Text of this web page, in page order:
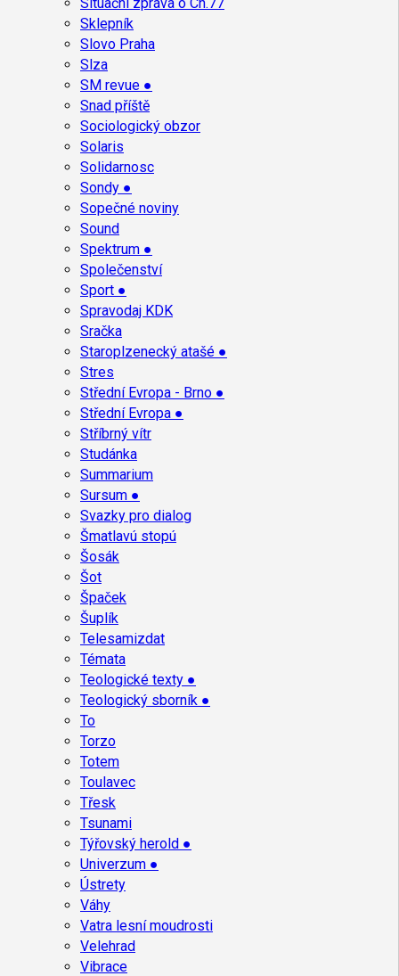
Sklepník
Slovo Praha
Slza
SM revue ●
Snad příště
Sociologický obzor
Solaris
Solidarnosc
Sondy ●
Sopečné noviny
Sound
Spektrum ●
Společenství
Sport ●
Spravodaj KDK
Sračka
Staroplzenecký atašé ●
Stres
Střední Evropa - Brno ●
Střední Evropa ●
Stříbrný vítr
Studánka
Summarium
Sursum ●
Svazky pro dialog
Šmatlavú stopú
Šosák
Šot
Špaček
Šuplík
Telesamizdat
Témata
Teologické texty ●
Teologický sborník ●
To
Torzo
Totem
Toulavec
Třesk
Tsunami
Týřovský herold ●
Univerzum ●
Ústrety
Váhy
Vatra lesní moudrosti
Velehrad
Vibrace